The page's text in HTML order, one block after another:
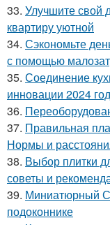
33. Улучшите свой
квартиру уютной
34. Сэкономьте
с помощью
35. Соединение
инновации 2024
36.
37. Правильная
Нормы и
38. Выбор плитки
советы и
39. Миниатюрный
подоконнике